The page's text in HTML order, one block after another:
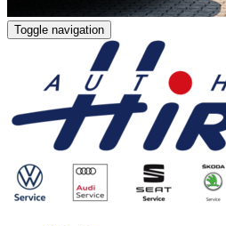
Toggle navigation